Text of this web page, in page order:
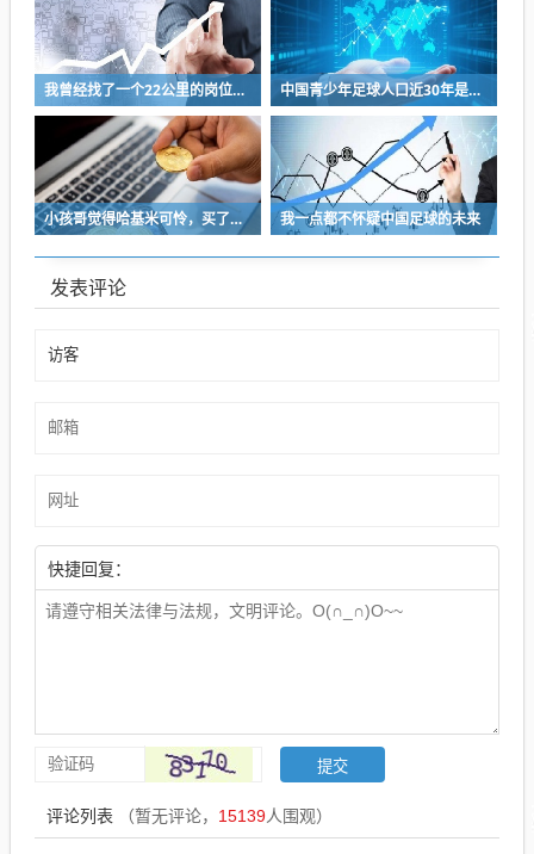
我曾经找了一个22公里的岗位，坚持了2个星期就坚持不下去了 中国青少年足球人口近30年是断崖式下降
小孩哥觉得哈基米可怜，买了火腿肠喂哈基米，结果哈基米直接叼走他的鹦鹉… 我一点都不怀疑中国足球的未来
发表评论
快捷回复：
评论列表 （暂无评论， 15139人围观）